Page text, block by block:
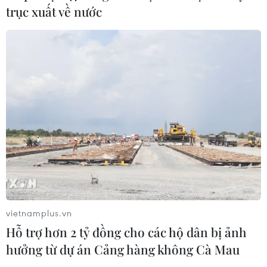
đường ĐH80
03/08/2026 11:52
Xem thêm
CƠ QUAN CHỦ QUẢN: THÔNG TẤN XÃ VIỆT NAM
trục xuất về nước
vietnamplus.vn
Hỗ trợ hơn 2 tỷ đồng cho các hộ dân bị ảnh
hưởng từ dự án Cảng hàng không Cà Mau